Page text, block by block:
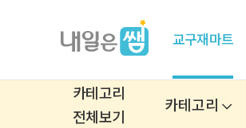
교구재마트
카테고리
전체보기
카테고리